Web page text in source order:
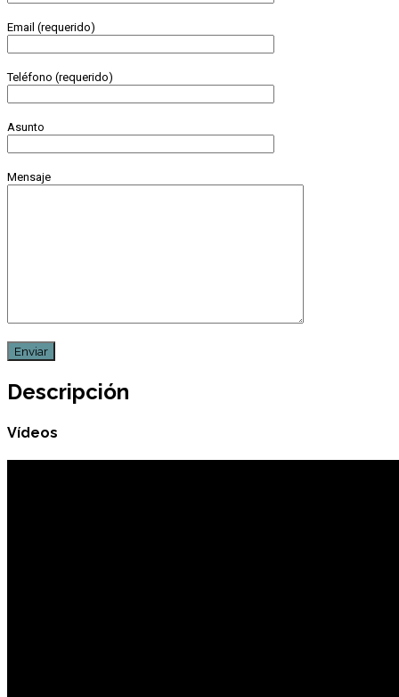
Email (requerido)
Teléfono (requerido)
Asunto
Mensaje
Descripción
Vídeos